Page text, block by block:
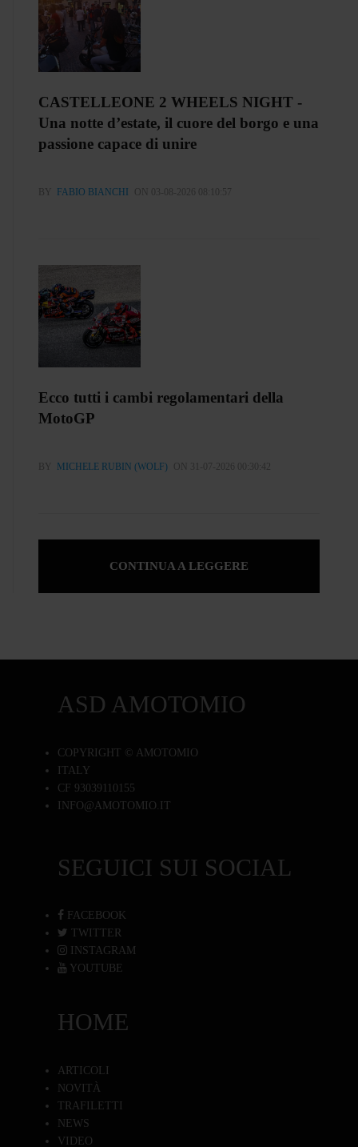
CASTELLEONE 2 WHEELS NIGHT -
Una notte d’estate, il cuore del borgo e una
passione capace di unire
BY FABIO BIANCHI ON 03-08-2026 08:10:57
Ecco tutti i cambi regolamentari della
MotoGP
BY MICHELE RUBIN (WOLF) ON 31-07-2026 00:30:42
CONTINUA A LEGGERE
ASD AMOTOMIO
COPYRIGHT © AMOTOMIO
ITALY
CF 93039110155
INFO@AMOTOMIO.IT
SEGUICI SUI SOCIAL
FACEBOOK
TWITTER
INSTAGRAM
YOUTUBE
HOME
ARTICOLI
NOVITÀ
TRAFILETTI
NEWS
VIDEO